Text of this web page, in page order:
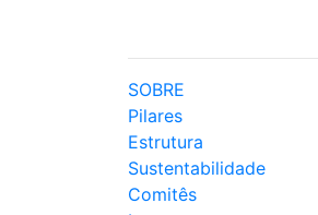
SOBRE
Pilares
Estrutura
Sustentabilidade
Comitês